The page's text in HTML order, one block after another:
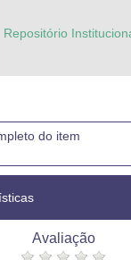
Repositório
do item
Avaliação